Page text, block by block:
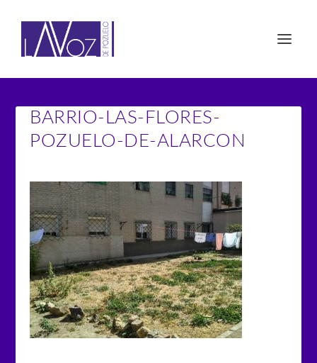
BARRIO-LAS-FLORES-
POZUELO-DE-ALARCON